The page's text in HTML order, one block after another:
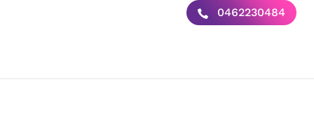
0462230484